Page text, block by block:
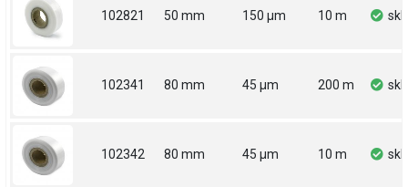
102821 50 mm 150 µm 10 m
102341 80 mm 45 µm 200 m
102342 80 mm 45 µm 10 m